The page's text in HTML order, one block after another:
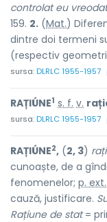
controlat eu
159. 2. (Mat.)
dintre doi termeni
(respectiv
sursa:DLRLC 1955-1957
RAȚIÚNE1 s. f. v.
sursa:DLRLC 1955-1957
RAȚIÚNE2, (2, 3)
cunoaște, de a
fenomenelor; p. ext.
cauză, justificare.
Rațiune de stat=